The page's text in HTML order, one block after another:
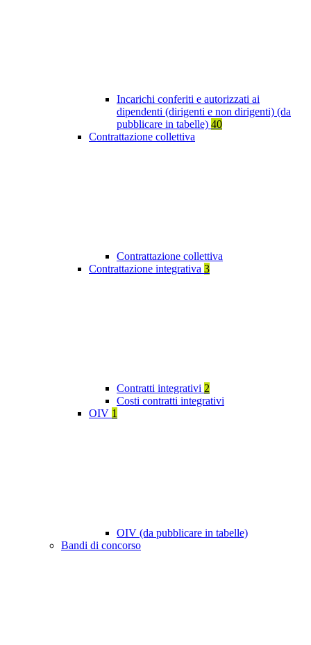
Incarichi conferiti e autorizzati ai
dipendenti (dirigenti e non dirigenti) (da
pubblicare in tabelle) 40
Contrattazione collettiva
Contrattazione collettiva
Contrattazione integrativa 3
Contratti integrativi 2
Costi contratti integrativi
OIV 1
OIV (da pubblicare in tabelle)
Bandi di concorso